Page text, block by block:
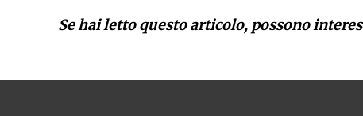
Se hai letto questo articolo, possono